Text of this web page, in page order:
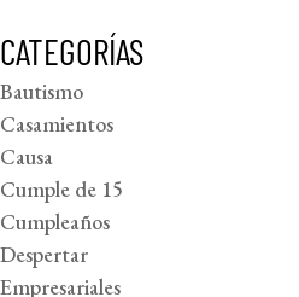
CATEGORÍAS
Bautismo
Casamientos
Causa
Cumple de 15
Cumpleaños
Despertar
Empresariales